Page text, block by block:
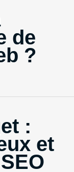
de
?
:
et